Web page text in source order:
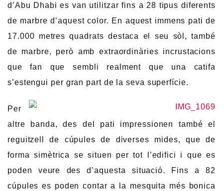
d’Abu Dhabi es van utilitzar fins a 28 tipus diferents
de marbre d’aquest color. En aquest immens pati de
17.000 metres quadrats destaca el seu sòl, també
de marbre, però amb extraordinàries incrustacions
que fan que sembli realment que una catifa
s’estengui per gran part de la seva superfície.
Per
altre banda, des del pati impressionen també el
reguitzell de cúpules de diverses mides, que de
forma simètrica se situen per tot l’edifici i que es
poden veure des d’aquesta situació. Fins a 82
cúpules es poden contar a la mesquita més bonica